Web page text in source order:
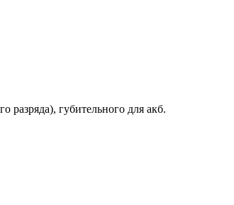
разряда), губительного для акб.